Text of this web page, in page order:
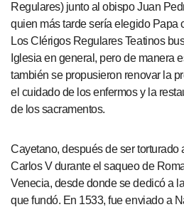
Regulares) junto al obispo Juan
quien más tarde sería elegido Papa
Los Clérigos Regulares Teatinos
Iglesia en general, pero de manera
también se propusieron renovar la
el cuidado de los enfermos y la
de los sacramentos.
Cayetano, después de ser torturado
Carlos V durante el saqueo de
Venecia, desde donde se dedicó a
que fundó. En 1533, fue enviado a